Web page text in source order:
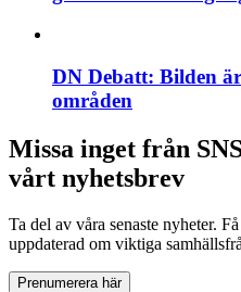
DN Debatt: Bilden
områden
Missa inget från
vårt nyhetsbrev
Ta del av våra senaste nyheter.
uppdaterad om viktiga
Prenumerera här